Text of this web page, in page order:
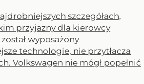
szczegółach,
przyjazny dla kierowcy
wyposażony
technologie, nie przytłacza
Volkswagen nie mógł popełnić